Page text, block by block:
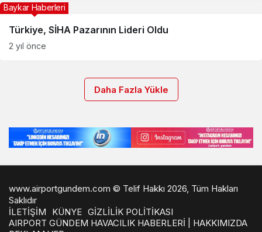
Türkiye, SİHA Pazarının Lideri Oldu
Baykar Haberleri
2 yıl önce
Daha Fazla Yükle
www.airportgundem.com © Telif Hakkı 2026, Tüm Hakları
Saklıdır
İLETİŞİM
KÜNYE GİZLİLİK POLİTİKASI
AIRPORT GÜNDEM HAVACILIK HABERLERİ | HAKKIMIZDA